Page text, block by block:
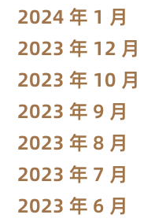
2024 年 1 月
2023 年 12 月
2023 年 10 月
2023 年 9 月
2023 年 8 月
2023 年 7 月
2023 年 6 月